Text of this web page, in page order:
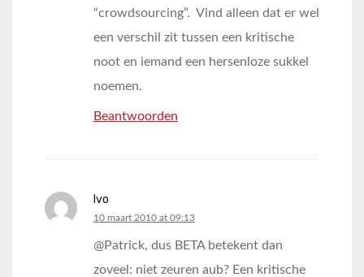
“crowdsourcing”. Vind alleen dat er wel
een verschil zit tussen een kritische
noot en iemand een hersenloze sukkel
noemen.
Beantwoorden
Ivo
says:
10 maart 2010 at 09:13
@Patrick, dus BETA betekent dan
zoveel: niet zeuren aub? Een kritische